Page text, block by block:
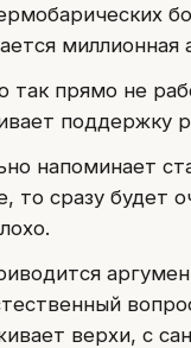
миллионная
так прямо не
поддержку
напоминает
то сразу будет
верхи, с